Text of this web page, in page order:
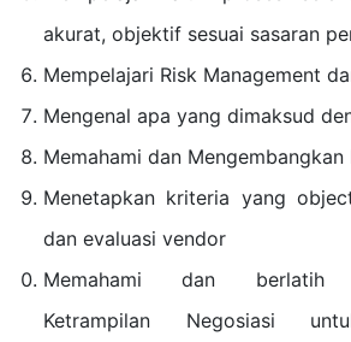
akurat, objektif sesuai sasaran
Mempelajari Risk Management
Mengenal apa yang dimaksud
Memahami dan Mengembangkan
Menetapkan kriteria yang
dan evaluasi vendor
Memahami dan berlatih
Ketrampilan Negosiasi